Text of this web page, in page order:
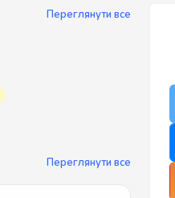
Переглянути все
Переглянути все